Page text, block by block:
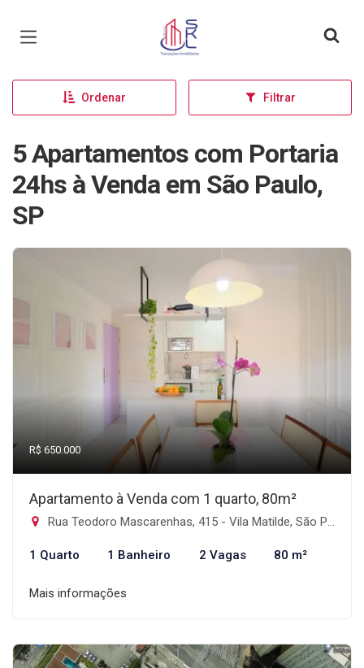
Página inicial
Ordenar Filtrar
5 Apartamentos com Portaria
24hs à Venda em São Paulo,
SP
R$ 650.000
Apartamento à Venda com 1 quarto, 80m²
Rua Teodoro Mascarenhas, 415 - Vila Matilde, São Paulo-SP
1 Quarto 1 Banheiro 2 Vagas 80 m²
Mais informações